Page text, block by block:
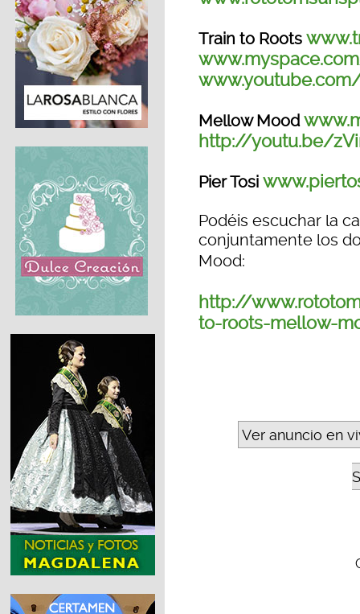
Train to Roots
Mellow Mood
http://youtu.be/
Pier Tosi
Podéis escuchar la
conjuntamente los
Mood:
http://
to-roots-mellow-
Ver anuncio en